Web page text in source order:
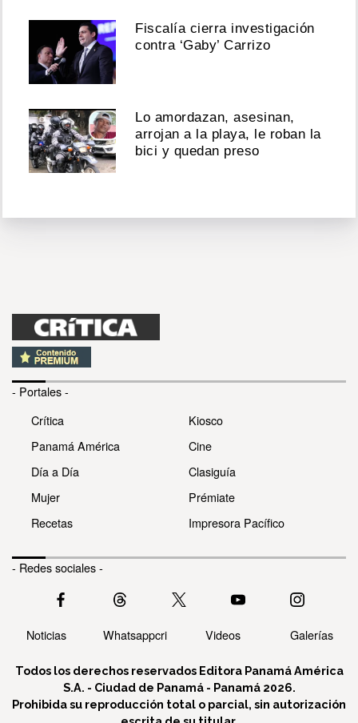
Fiscalía cierra investigación
contra ‘Gaby’ Carrizo
Lo amordazan, asesinan,
arrojan a la playa, le roban la
bici y quedan preso
- Portales -
Crítica
Panamá América
Día a Día
Mujer
Recetas
Kiosco
Cine
Clasiguía
Prémiate
Impresora Pacífico
- Redes sociales -
Noticias Whatsappcri Videos Galerías
Todos los derechos reservados Editora Panamá América
S.A. - Ciudad de Panamá - Panamá 2026.
Prohibida su reproducción total o parcial, sin autorización